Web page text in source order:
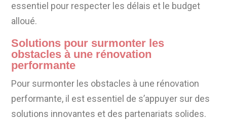
essentiel pour respecter les délais et le budget
alloué.
Solutions pour surmonter les
obstacles à une rénovation
performante
Pour surmonter les obstacles à une rénovation
performante, il est essentiel de s’appuyer sur des
solutions innovantes et des partenariats solides.